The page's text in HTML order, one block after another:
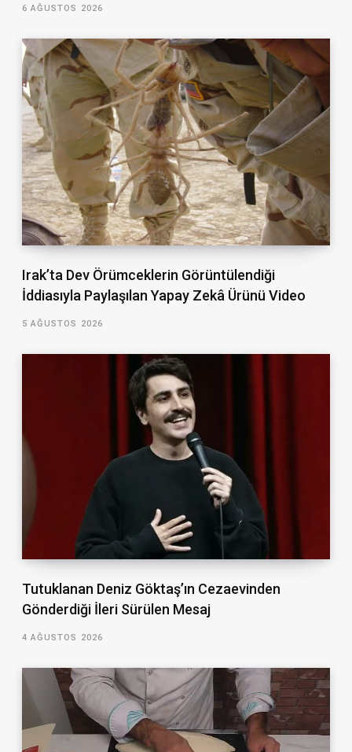
6 AĞUSTOS 2026
Irak’ta Dev Örümceklerin Görüntülendiği
İddiasıyla Paylaşılan Yapay Zekâ Ürünü Video
5 AĞUSTOS 2026
Tutuklanan Deniz Göktaş’ın Cezaevinden
Gönderdiği İleri Sürülen Mesaj
4 AĞUSTOS 2026